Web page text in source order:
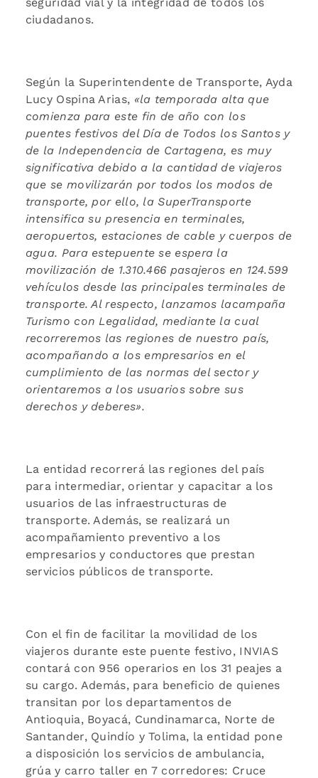
ciudadanos.
Según la Superintendente de Transporte, Ayda
Lucy Ospina Arias, «la temporada alta que
comienza para este fin de año con los
puentes festivos del Día de Todos los Santos y
de la Independencia de Cartagena, es muy
significativa debido a la cantidad de viajeros
que se movilizarán por todos los modos de
transporte, por ello, la SuperTransporte
intensifica su presencia en terminales,
aeropuertos, estaciones de cable y cuerpos de
agua. Para estepuente se espera la
movilización de 1.310.466 pasajeros en 124.599
vehículos desde las principales terminales de
transporte. Al respecto, lanzamos lacampaña
Turismo con Legalidad, mediante la cual
recorreremos las regiones de nuestro país,
acompañando a los empresarios en el
cumplimiento de las normas del sector y
orientaremos a los usuarios sobre sus
derechos y deberes».
La entidad recorrerá las regiones del país
para intermediar, orientar y capacitar a los
usuarios de las infraestructuras de
transporte. Además, se realizará un
acompañamiento preventivo a los
empresarios y conductores que prestan
servicios públicos de transporte.
Con el fin de facilitar la movilidad de los
viajeros durante este puente festivo, INVIAS
contará con 956 operarios en los 31 peajes a
su cargo. Además, para beneficio de quienes
transitan por los departamentos de
Antioquia, Boyacá, Cundinamarca, Norte de
Santander, Quindío y Tolima, la entidad pone
a disposición los servicios de ambulancia,
grúa y carro taller en 7 corredores: Cruce